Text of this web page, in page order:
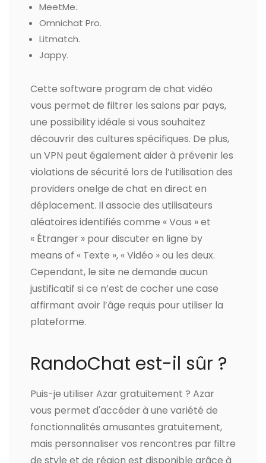
MeetMe.
Omnichat Pro.
Litmatch.
Jappy.
Cette software program de chat vidéo
vous permet de filtrer les salons par pays,
une possibility idéale si vous souhaitez
découvrir des cultures spécifiques. De plus,
un VPN peut également aider à prévenir les
violations de sécurité lors de l’utilisation des
providers onelge de chat en direct en
déplacement. Il associe des utilisateurs
aléatoires identifiés comme « Vous » et
« Étranger » pour discuter en ligne by
means of « Texte », « Vidéo » ou les deux.
Cependant, le site ne demande aucun
justificatif si ce n’est de cocher une case
affirmant avoir l’âge requis pour utiliser la
plateforme.
RandoChat est-il sûr ?
Puis-je utiliser Azar gratuitement ? Azar
vous permet d'accéder à une variété de
fonctionnalités amusantes gratuitement,
mais personnaliser vos rencontres par filtre